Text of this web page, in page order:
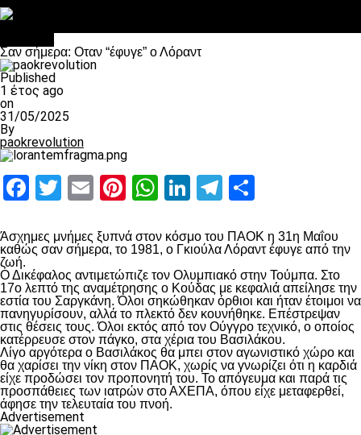
Σαν σήμερα: Οταν “έφυγε” ο Λόραντ
Published
1 έτος ago
on
31/05/2025
By
paokrevolution
Facebook
Twitter
EmailPinterest
WhatsApp
LinkedIn
Telegram
Άσχημες μνήμες ξυπνά στον κόσμο του ΠΑΟΚ η 31η Μαΐου
καθώς σαν σήμερα, το 1981, ο Γκιούλα Λόραντ έφυγε από την
ζωή.
Ο Δικέφαλος αντιμετώπιζε τον Ολυμπιακό στην Τούμπα. Στο
17ο λεπτό της αναμέτρησης ο Κούδας με κεφαλιά απείλησε την
εστία του Σαργκάνη. Όλοι σηκώθηκαν όρθιοι και ήταν έτοιμοι να
πανηγυρίσουν, αλλά το πλεκτό δεν κουνήθηκε. Επέστρεψαν
στις θέσεις τους. Όλοι εκτός από τον Ούγγρο τεχνικό, ο οποίος
κατέρρευσε στον πάγκο, στα χέρια του Βασιλάκου.
Λίγο αργότερα ο Βασιλάκος θα μπει στον αγωνιστικό χώρο και
θα χαρίσει την νίκη στον ΠΑΟΚ, χωρίς να γνωρίζει ότι η καρδιά
είχε προδώσει τον προπονητή του. Το απόγευμα και παρά τις
προσπάθειες των ιατρών στο ΑΧΕΠΑ, όπου είχε μεταφερθεί,
άφησε την τελευταία του πνοή.
Advertisement